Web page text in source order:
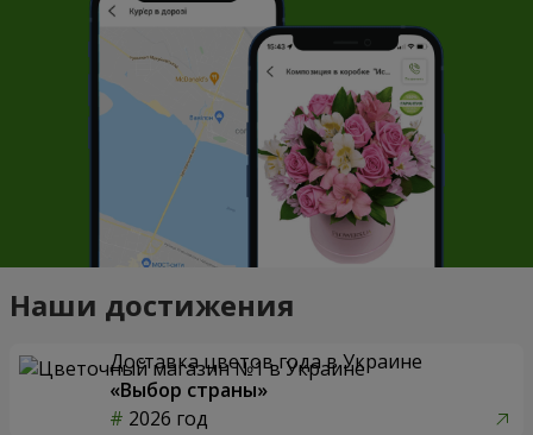
Наши достижения
Доставка цветов года в Украине
«Выбор страны»
2026 год